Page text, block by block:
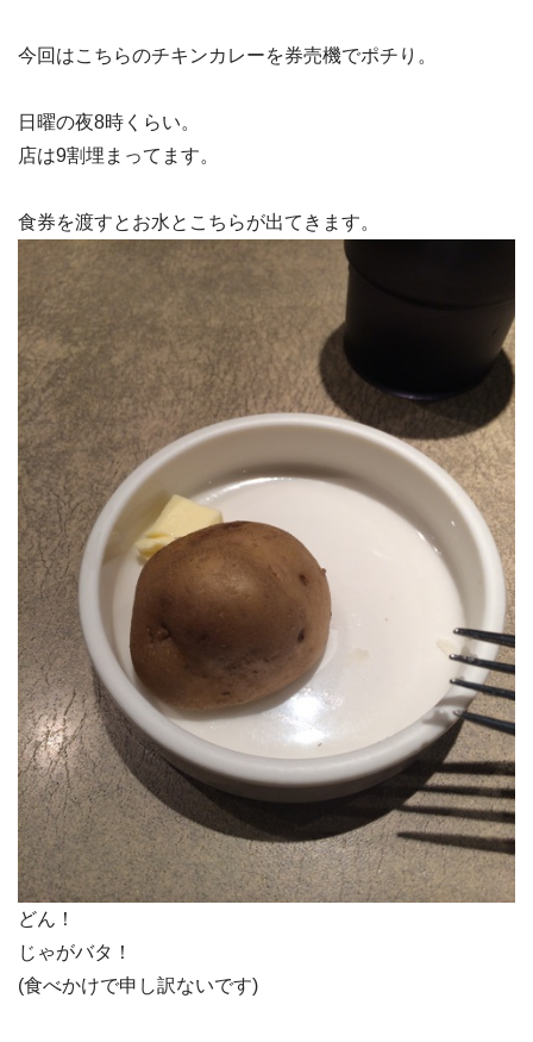
今回はこちらのチキンカレーを券売機でポチり。
日曜の夜8時くらい。
店は9割埋まってます。
食券を渡すとお水とこちらが出てきます。
どん！
じゃがバタ！
(食べかけで申し訳ないです)